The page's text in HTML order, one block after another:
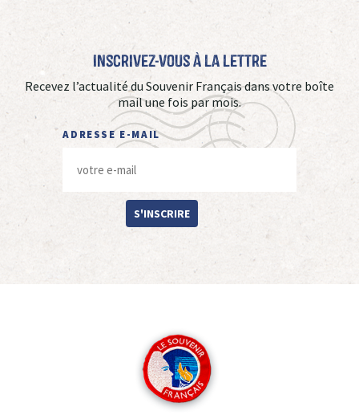
Inscrivez-vous à La Lettre
Recevez l’actualité du Souvenir Français dans votre boîte
mail une fois par mois.
ADRESSE E-MAIL
S'INSCRIRE